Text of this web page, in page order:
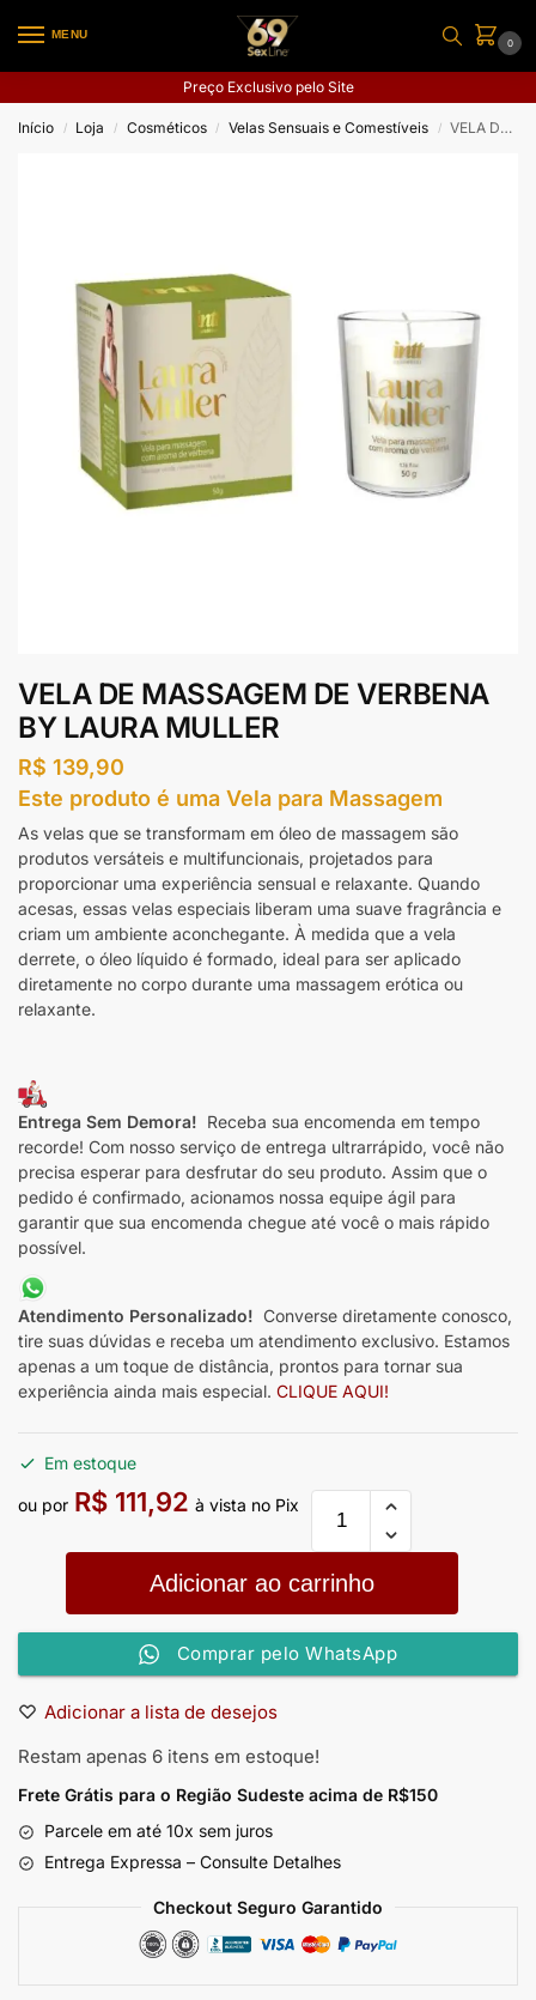
MENU
0
Preço Exclusivo pelo Site
Início / Loja / Cosméticos / Velas Sensuais e Comestíveis / VELA DE MASSAGEM DE VERBENA BY LAURA MULLER
VELA DE MASSAGEM DE VERBENA
BY LAURA MULLER
R$ 139,90
Este produto é uma Vela para Massagem
As velas que se transformam em óleo de massagem são
produtos versáteis e multifuncionais, projetados para
proporcionar uma experiência sensual e relaxante. Quando
acesas, essas velas especiais liberam uma suave fragrância e
criam um ambiente aconchegante. À medida que a vela
derrete, o óleo líquido é formado, ideal para ser aplicado
diretamente no corpo durante uma massagem erótica ou
relaxante.
Entrega Sem Demora! Receba sua encomenda em tempo
recorde! Com nosso serviço de entrega ultrarrápido, você não
precisa esperar para desfrutar do seu produto. Assim que o
pedido é confirmado, acionamos nossa equipe ágil para
garantir que sua encomenda chegue até você o mais rápido
possível.
Atendimento Personalizado! Converse diretamente conosco,
tire suas dúvidas e receba um atendimento exclusivo. Estamos
apenas a um toque de distância, prontos para tornar sua
experiência ainda mais especial. CLIQUE AQUI!
Em estoque
ou por R$ 111,92 à vista no Pix
Adicionar ao carrinho
Comprar pelo WhatsApp
Adicionar a lista de desejos
Restam apenas 6 itens em estoque!
Frete Grátis para o Região Sudeste acima de R$150
Parcele em até 10x sem juros
Entrega Expressa – Consulte Detalhes
Checkout Seguro Garantido